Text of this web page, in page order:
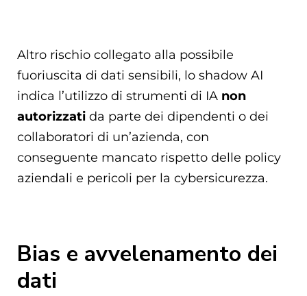
Altro rischio collegato alla possibile
fuoriuscita di dati sensibili, lo shadow AI
indica l’utilizzo di strumenti di IA non
autorizzati da parte dei dipendenti o dei
collaboratori di un’azienda, con
conseguente mancato rispetto delle policy
aziendali e pericoli per la cybersicurezza.
Bias e avvelenamento dei
dati